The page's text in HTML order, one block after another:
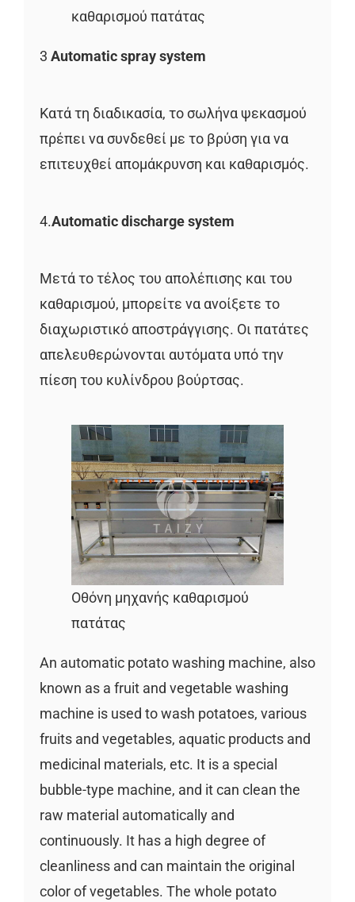
καθαρισμού πατάτας
3 Automatic spray system
Κατά τη διαδικασία, το σωλήνα ψεκασμού
πρέπει να συνδεθεί με το βρύση για να
επιτευχθεί απομάκρυνση και καθαρισμός.
4.Automatic discharge system
Μετά το τέλος του απολέπισης και του
καθαρισμού, μπορείτε να ανοίξετε το
διαχωριστικό αποστράγγισης. Οι πατάτες
απελευθερώνονται αυτόματα υπό την
πίεση του κυλίνδρου βούρτσας.
Οθόνη μηχανής καθαρισμού
πατάτας
An automatic potato washing machine, also
known as a fruit and vegetable washing
machine is used to wash potatoes, various
fruits and vegetables, aquatic products and
medicinal materials, etc. It is a special
bubble-type machine, and it can clean the
raw material automatically and
continuously. It has a high degree of
cleanliness and can maintain the original
color of vegetables. The whole potato